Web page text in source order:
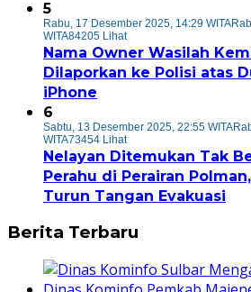
5
Rabu, 17 Desember 2025, 14:29 WITA
WITA84205 Lihat
Nama Owner Wasilah
Dilaporkan ke Polisi atas
iPhone
6
Sabtu, 13 Desember 2025, 22:55 WITA
WITA73454 Lihat
Nelayan Ditemukan Tak
Perahu di Perairan
Turun Tangan Evakuasi
Berita Terbaru